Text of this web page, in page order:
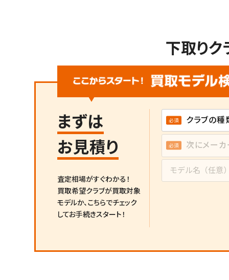
下取りク
まずは
お見積り
査定相場がすぐわかる！
買取希望クラブが買取対象
モデルか、 こちらでチェック
してお手続きスタート！